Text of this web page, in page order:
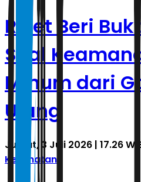
Riset Beri
Soal
Minum dari
Ulang
Jumat, 3 Juli 2026 | 17.26
Kesehatan